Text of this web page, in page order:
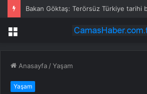
Bakan Göktaş: Terörsüz Türkiye tarihi
Menü
Anasayfa /Yaşam
Yaşam